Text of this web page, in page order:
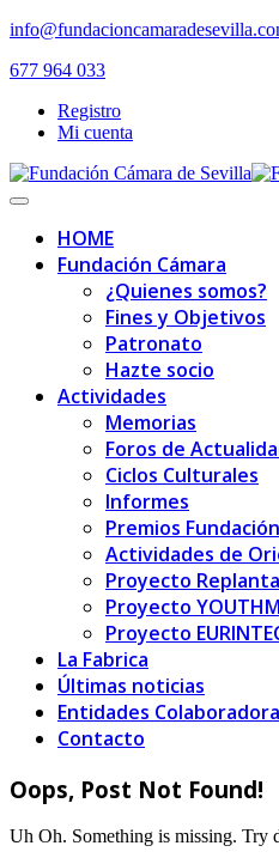
Skip
content
677 964 033
Registro
Mi cuenta
Toggle
navigationHOME
Fundación Cámara
¿Quienes somos?
Fines y Objetivos
Patronato
Hazte socio
Actividades
Memorias
Foros de
Ciclos Culturales
Informes
Premios
Actividades de
Proyecto Replanta
Proyecto
Proyecto
La Fabrica
Últimas noticias
Entidades
Contacto
Oops, Post Not Found!
Uh Oh. Something is missing. Try